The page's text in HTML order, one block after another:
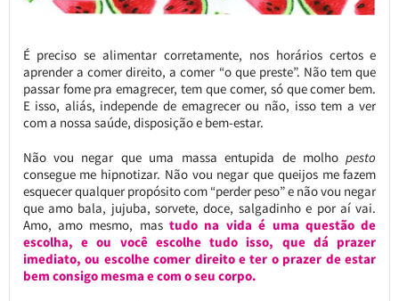
É preciso se alimentar corretamente, nos horários certos e
aprender a comer direito, a comer “o que preste”. Não tem que
passar fome pra emagrecer, tem que comer, só que comer bem.
E isso, aliás, independe de emagrecer ou não, isso tem a ver
com a nossa saúde, disposição e bem-estar.
Não vou negar que uma massa entupida de molhopesto
consegue me hipnotizar. Não vou negar que queijos me fazem
esquecer qualquer propósito com “perder peso” e não vou negar
que amo bala, jujuba, sorvete, doce, salgadinho e por aí vai.
Amo, amo mesmo, mastudo na vida é uma questão de
escolha, e ou você escolhe tudo isso, que dá prazer
imediato, ou escolhe comer direito e ter o prazer de estar
bem consigo mesma e com o seu corpo.